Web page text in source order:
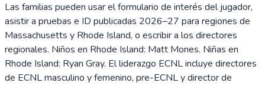
Las familias pueden usar el formulario de interés del jugador,
asistir a pruebas e ID publicadas 2026–27 para regiones de
Massachusetts y Rhode Island, o escribir a los directores
regionales. Niños en Rhode Island: Matt Mones. Niñas en
Rhode Island: Ryan Gray. El liderazgo ECNL incluye directores
de ECNL masculino y femenino, pre-ECNL y director de